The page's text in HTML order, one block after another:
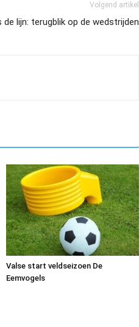
Volgend artikel
de lijn: terugblik op de wedstrijden
Valse start veldseizoen De
Eemvogels